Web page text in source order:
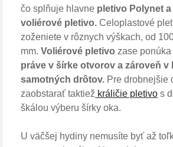
čo splňuje hlavne pletivo Polynet
voliérové pletivo. Celoplastové
zoženiete v rôznych výškach, od
mm. Voliérové pletivo zase ponúka
práve v šírke otvorov a zároveň v
samotných drôtov. Pre drobnejšie
zaobstarať taktiež králičie pletivo s
škálou výberu šírky oka.
U väčšej hydiny nemusíte byť až